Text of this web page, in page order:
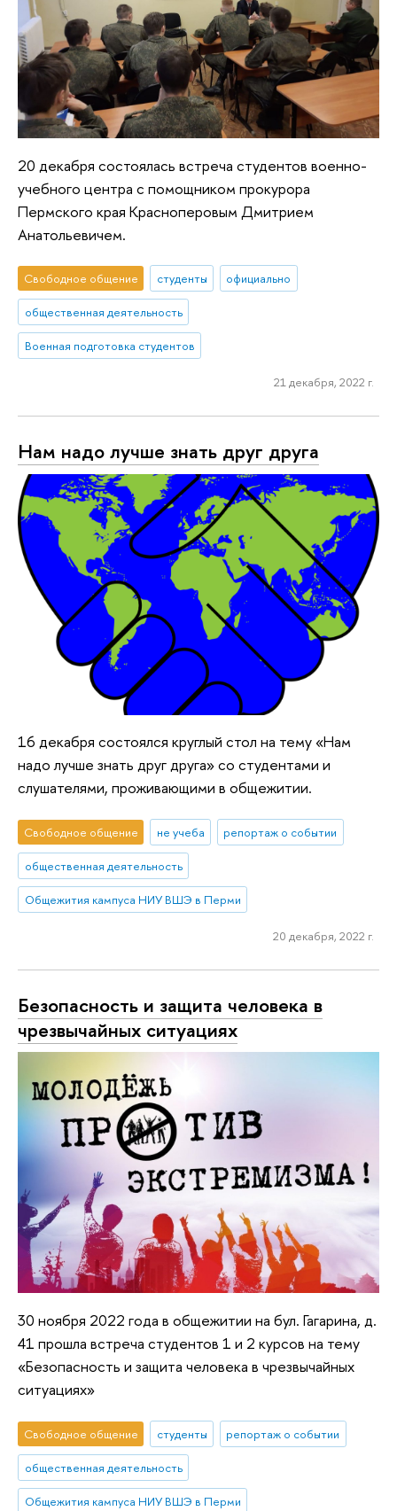
20 декабря состоялась встреча студентов военно-
учебного центра с помощником прокурора
Пермского края Красноперовым Дмитрием
Анатольевичем.
Свободное общение студенты официально
общественная деятельность
Военная подготовка студентов
21 декабря, 2022 г.
Нам надо лучше знать друг друга
16 декабря состоялся круглый стол на тему «Нам
надо лучше знать друг друга» со студентами и
слушателями, проживающими в общежитии.
Свободное общение не учеба репортаж о событии
общественная деятельность
Общежития кампуса НИУ ВШЭ в Перми
20 декабря, 2022 г.
Безопасность и защита человека в
чрезвычайных ситуациях
30 ноября 2022 года в общежитии на бул. Гагарина, д.
41 прошла встреча студентов 1 и 2 курсов на тему
«Безопасность и защита человека в чрезвычайных
ситуациях»
Свободное общение студенты репортаж о событии
общественная деятельность
Общежития кампуса НИУ ВШЭ в Перми